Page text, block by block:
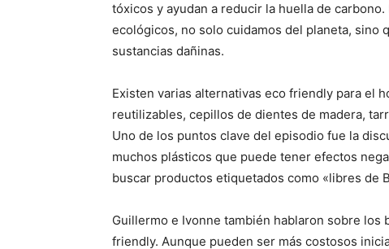
tóxicos y ayudan a reducir la huella de
ecológicos, no solo cuidamos del planeta, sino
sustancias dañinas.
Existen varias alternativas eco friendly para el
reutilizables, cepillos de dientes de madera,
Uno de los puntos clave del episodio fue la
muchos plásticos que puede tener efectos
buscar productos etiquetados como «libres de
Guillermo e Ivonne también hablaron sobre
friendly. Aunque pueden ser más costosos